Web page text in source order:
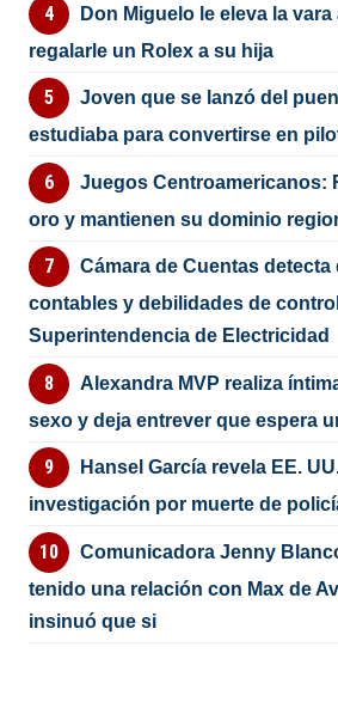
Don Miguelo le eleva la vara
regalarle un Rolex a su hija
Joven que se lanzó del
estudiaba para convertirse en
Juegos Centroamericanos:
oro y mantienen su dominio
Cámara de Cuentas
contables y debilidades de
Superintendencia de Electricidad
Alexandra MVP realiza
sexo y deja entrever que espera
Hansel García revela EE.
investigación por muerte de
Comunicadora Jenny
tenido una relación con Max de
insinuó que si